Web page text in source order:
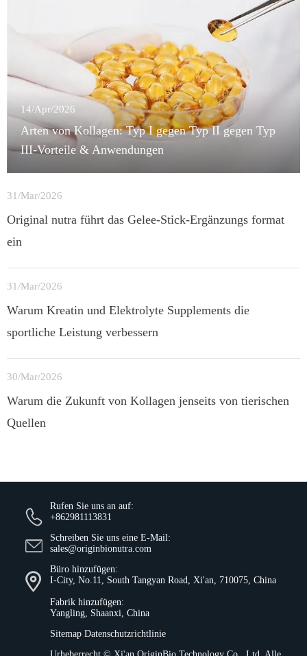
14/Apr/2026
Arten von Kollagen: Typ I gegen Typ II gegen Typ
III-Vorteile & Anwendungen
31/Mar/2026
Original nutra führt das Gelee-Stick-Ergänzungs format
ein
31/Mar/2026
Warum Kreatin und Elektrolyte Supplements die
sportliche Leistung verbessern
30/Mar/2026
Warum die Zukunft von Kollagen jenseits von tierischen
Quellen
Rufen Sie uns an auf:
+862981113831
Schreiben Sie uns eine E-Mail:
sales@originbionutra.com
Büro hinzufügen:
I-City, No.11, South Tangyan Road, Xi'an, 710075, China
Fabrik hinzufügen:
Yangling, Shaanxi, China
Sitemap Datenschutzrichtlinie